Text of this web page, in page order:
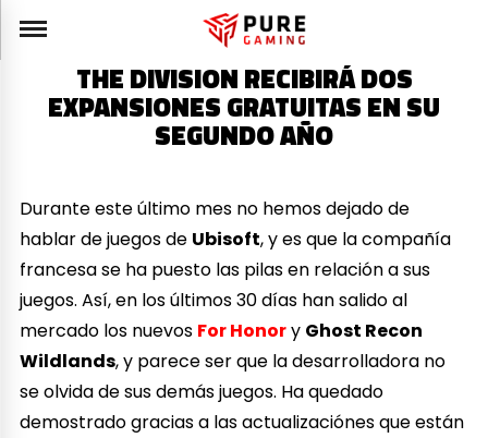
THE DIVISION RECIBIRÁ DOS
EXPANSIONES GRATUITAS EN SU
SEGUNDO AÑO
Durante este último mes no hemos dejado de
hablar de juegos de Ubisoft, y es que la compañía
francesa se ha puesto las pilas en relación a sus
juegos. Así, en los últimos 30 días han salido al
mercado los nuevos For Honory Ghost Recon
Wildlands, y parece ser que la desarrolladora no
se olvida de sus demás juegos. Ha quedado
demostrado gracias a las actualizaciónes que están